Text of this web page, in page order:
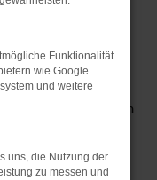
oder an einem
Rolle. Wichtig ist
um einen
dass für eine
nicht die strengen
gelten und wir
unterbreiten.
Funktionalität
wie Google
und weitere
uns, die Nutzung der
zu messen und